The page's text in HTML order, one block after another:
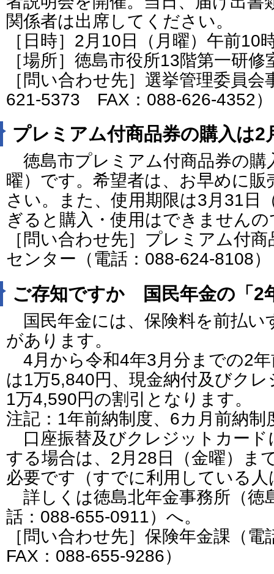
関係者は出席してください。
［日時］2月10日（月曜）午前10
［場所］徳島市役所13階第一研修
［問い合わせ先］選挙管理委員
621-5373 FAX：088-626-4352）
プレミアム付商品券の購入は2
徳島市プレミアム付商品券の購
曜）です。希望者は、お早めに
さい。また、使用期限は3月31日
ぎると購入・使用はできません
［問い合わせ先］プレミアム付
センター（電話：088-624-8108）
ご存知ですか 国民年金の「2
国民年金には、保険料を前払い
があります。
4月から令和4年3月分までの2
は1万5,840円、現金納付及びク
1万4,590円の割引となります。
注記：1年前納制度、6カ月前納制
口座振替及びクレジットカード
する場合は、2月28日（金曜）ま
必要です（すでに利用している
詳しくは徳島北年金事務所（
話：088-655-0911）へ。
［問い合わせ先］保険年金課（
FAX：088-655-9286）